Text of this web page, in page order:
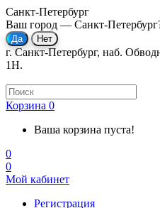
Санкт-Петербург
Ваш город — Санкт-Петербург
г. Санкт-Петербург, наб.
1Н.
Корзина 0
Ваша корзина пуста!
0
0
Мой кабинет
Регистрация